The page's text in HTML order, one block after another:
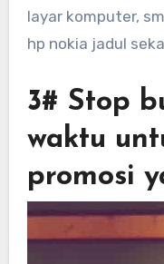
layar komputer,
hp nokia jadul
3# Stop
waktu
promosi